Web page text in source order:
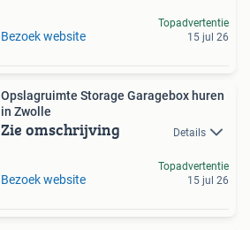
Bezoek website
Topadvertentie
15 jul 26
Opslagruimte Storage Garagebox huren
in Zwolle
Zie omschrijving Details
Bezoek website
Topadvertentie
15 jul 26